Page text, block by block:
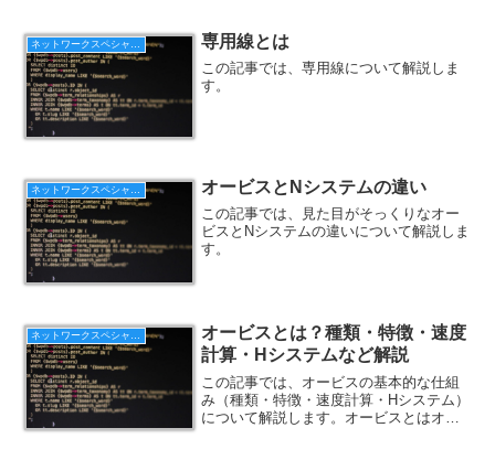
専用線とは
この記事では、専用線について解説しま
す。
ネットワークスペシャリスト オービスとNシステムの違い
この記事では、見た目がそっくりなオー
ビスとNシステムの違いについて解説しま
す。
ネットワークスペシャリスト
オービスとは？種類・特徴・速度
計算・Hシステムなど解説
この記事では、オービスの基本的な仕組
み（種類・特徴・速度計算・Hシステム）
について解説します。オービスとはオー